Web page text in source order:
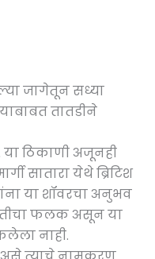
जागेतून सध्या
तातडीने
या ठिकाणी अजूनही
सातारा येथे ब्रिटिश
या शॉवरचा अनुभव
फलक असून या
नाही.